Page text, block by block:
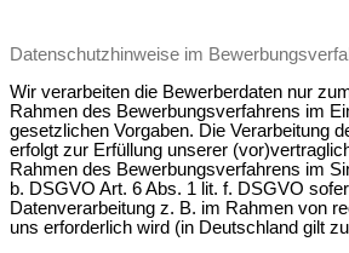
Datenschutzhinweise im
Wir verarbeiten die Bewerberdaten nur
Rahmen des Bewerbungsverfahrens im
gesetzlichen Vorgaben. Die Verarbeitung
erfolgt zur Erfüllung unserer
Rahmen des Bewerbungsverfahrens im
b. DSGVO Art. 6 Abs. 1 lit. f. DSGVO
Datenverarbeitung z. B. im Rahmen von
uns erforderlich wird (in Deutschland gilt